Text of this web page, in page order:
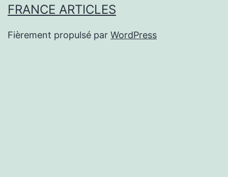
FRANCE ARTICLES
Fièrement propulsé par WordPress